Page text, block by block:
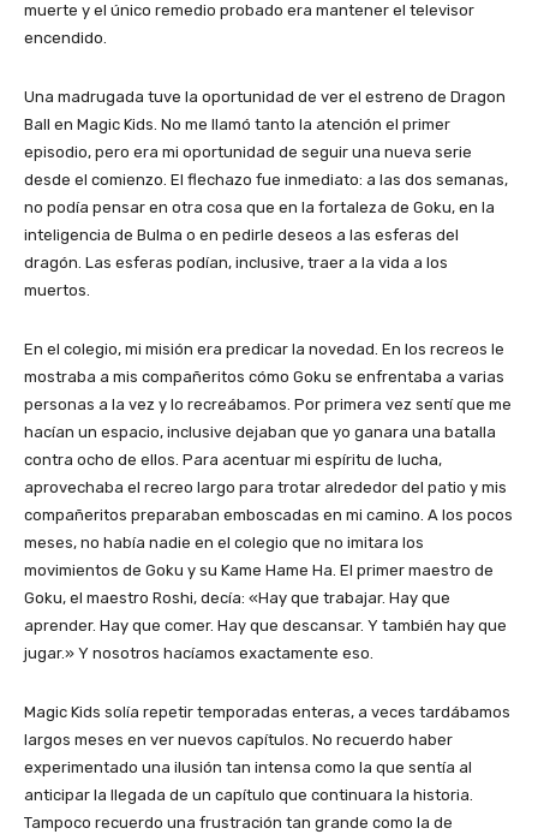
muerte y el único remedio probado era mantener el televisor
encendido.
Una madrugada tuve la oportunidad de ver el estreno de Dragon
Ball en Magic Kids. No me llamó tanto la atención el primer
episodio, pero era mi oportunidad de seguir una nueva serie
desde el comienzo. El flechazo fue inmediato: a las dos semanas,
no podía pensar en otra cosa que en la fortaleza de Goku, en la
inteligencia de Bulma o en pedirle deseos a las esferas del
dragón. Las esferas podían, inclusive, traer a la vida a los
muertos.
En el colegio, mi misión era predicar la novedad. En los recreos le
mostraba a mis compañeritos cómo Goku se enfrentaba a varias
personas a la vez y lo recreábamos. Por primera vez sentí que me
hacían un espacio, inclusive dejaban que yo ganara una batalla
contra ocho de ellos. Para acentuar mi espíritu de lucha,
aprovechaba el recreo largo para trotar alrededor del patio y mis
compañeritos preparaban emboscadas en mi camino. A los pocos
meses, no había nadie en el colegio que no imitara los
movimientos de Goku y su Kame Hame Ha. El primer maestro de
Goku, el maestro Roshi, decía: «Hay que trabajar. Hay que
aprender. Hay que comer. Hay que descansar. Y también hay que
jugar.» Y nosotros hacíamos exactamente eso.
Magic Kids solía repetir temporadas enteras, a veces tardábamos
largos meses en ver nuevos capítulos. No recuerdo haber
experimentado una ilusión tan intensa como la que sentía al
anticipar la llegada de un capítulo que continuara la historia.
Tampoco recuerdo una frustración tan grande como la de